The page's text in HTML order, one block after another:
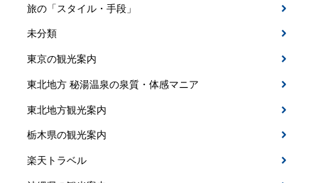
旅の「スタイル・手段」
未分類
東京の観光案内
東北地方 秘湯温泉の泉質・体感マニア
東北地方観光案内
栃木県の観光案内
楽天トラベル